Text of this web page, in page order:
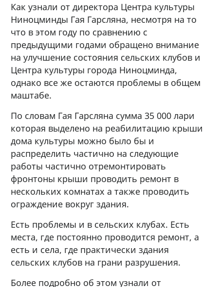
Как узнали от директора Центра культуры
Ниноцминды Гая Гарсляна, несмотря на то
что в этом году по сравнению с
предыдущими годами обращено внимание
на улучшение состояния сельских клубов и
Центра культуры города Ниноцминда,
однако все же остаются проблемы в общем
маштабе.
По словам Гая Гарсляна сумма 35 000 лари
которая выделено на реабилитацию крыши
дома культуры можно было бы и
распределить частично на следующие
работы частично отремонтировать
фронтоны крыши проводить ремонт в
нескольких комнатах а также проводить
ограждение вокруг здания.
Есть проблемы и в сельских клубах. Есть
места, где постоянно проводится ремонт, а
есть и села, где практически здания
сельских клубов на грани разрушения.
Более подробно об этом узнали от